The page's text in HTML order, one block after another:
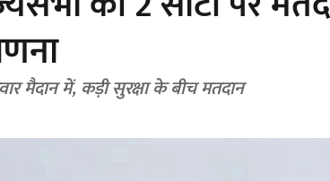
मैदान में, कड़ी सुरक्षा के बीच मतदान